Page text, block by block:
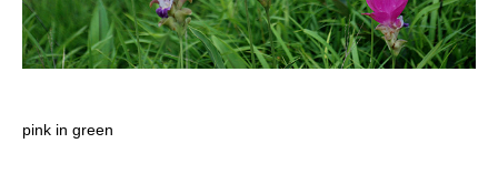
pink in green